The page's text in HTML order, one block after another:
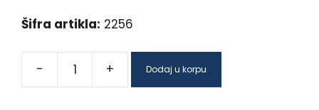
Šifra artikla: 2256
- + Dodaj u korpu